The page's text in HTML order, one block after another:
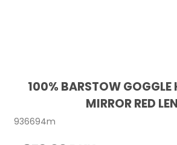
100% BARSTOW GOGGLE
MIRROR RED
936694m